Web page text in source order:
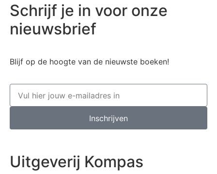
Schrijf je in voor onze
nieuwsbrief
Blijf op de hoogte van de nieuwste boeken!
Inschrijven
Uitgeverij Kompas